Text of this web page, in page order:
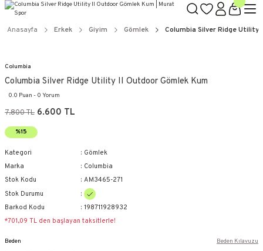
Anasayfa Erkek Giyim Gömlek Columbia Silver Ridge Utility
Columbia
Columbia Silver Ridge Utility II Outdoor Gömlek Kum
0.0 Puan - 0 Yorum
7.800 TL 6.600 TL
%15
Kategori
Gömlek
Marka
Columbia
Stok Kodu
AM3465-271
Stok Durumu
Barkod Kodu
198711928932
*701,09 TL den başlayan taksitlerle!
Beden Beden Kılavuzu